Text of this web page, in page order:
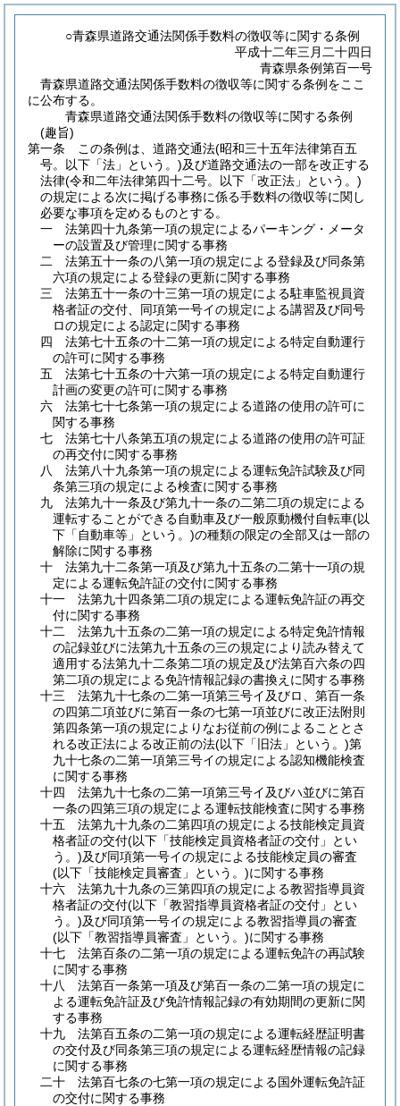
○青森県道路交通法関係手数料の徴収等に関する条例
平成十二年三月二十四日
青森県条例第百一号
青森県道路交通法関係手数料の徴収等に関する条例をここ
に公布する。
青森県道路交通法関係手数料の徴収等に関する条例
(趣旨)
第一条
この条例は、道路交通法(昭和三十五年法律第百五
号。以下「法」という。)及び道路交通法の一部を改正する
法律(令和二年法律第四十二号。以下「改正法」という。)
の規定による次に掲げる事務に係る手数料の徴収等に関し
必要な事項を定めるものとする。
一
法第四十九条第一項の規定によるパーキング・メータ
ーの設置及び管理に関する事務
二
法第五十一条の八第一項の規定による登録及び同条第
六項の規定による登録の更新に関する事務
三
法第五十一条の十三第一項の規定による駐車監視員資
格者証の交付、同項第一号イの規定による講習及び同号
ロの規定による認定に関する事務
四
法第七十五条の十二第一項の規定による特定自動運行
の許可に関する事務
五
法第七十五条の十六第一項の規定による特定自動運行
計画の変更の許可に関する事務
六
法第七十七条第一項の規定による道路の使用の許可に
関する事務
七
法第七十八条第五項の規定による道路の使用の許可証
の再交付に関する事務
八
法第八十九条第一項の規定による運転免許試験及び同
条第三項の規定による検査に関する事務
九
法第九十一条及び第九十一条の二第二項の規定による
運転することができる自動車及び一般原動機付自転車(以
下「自動車等」という。)の種類の限定の全部又は一部の
解除に関する事務
十
法第九十二条第一項及び第九十五条の二第十一項の規
定による運転免許証の交付に関する事務
十一
法第九十四条第二項の規定による運転免許証の再交
付に関する事務
十二
法第九十五条の二第一項の規定による特定免許情報
の記録並びに法第九十五条の三の規定により読み替えて
適用する法第九十二条第二項の規定及び法第百六条の四
第二項の規定による免許情報記録の書換えに関する事務
十三
法第九十七条の二第一項第三号イ及びロ、第百一条
の四第二項並びに第百一条の七第一項並びに改正法附則
第四条第一項の規定によりなお従前の例によることとさ
れる改正法による改正前の法(以下「旧法」という。)第
九十七条の二第一項第三号イの規定による認知機能検査
に関する事務
十四
法第九十七条の二第一項第三号イ及びハ並びに第百
一条の四第三項の規定による運転技能検査に関する事務
十五
法第九十九条の二第四項の規定による技能検定員資
格者証の交付(以下「技能検定員資格者証の交付」とい
う。)及び同項第一号イの規定による技能検定員の審査
(以下「技能検定員審査」という。)に関する事務
十六
法第九十九条の三第四項の規定による教習指導員資
格者証の交付(以下「教習指導員資格者証の交付」とい
う。)及び同項第一号イの規定による教習指導員の審査
(以下「教習指導員審査」という。)に関する事務
十七
法第百条の二第一項の規定による運転免許の再試験
に関する事務
十八
法第百一条第一項及び第百一条の二第一項の規定に
よる運転免許証及び免許情報記録の有効期間の更新に関
する事務
十九
法第百五条の二第一項の規定による運転経歴証明書
の交付及び同条第三項の規定による運転経歴情報の記録
に関する事務
二十
法第百七条の七第一項の規定による国外運転免許証
の交付に関する事務